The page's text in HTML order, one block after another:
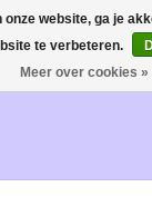
mogelijk, NL
onze website, ga je
te verbeteren.
Meer over cookies »